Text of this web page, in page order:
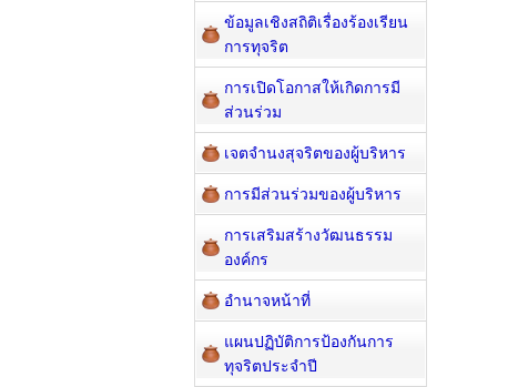
ข้อมูลเชิงสถิติเรื่องร้องเรียน
การทุจริต
การเปิดโอกาสให้เกิดการมี
ส่วนร่วม
เจตจำนงสุจริตของผู้บริหาร
การมีส่วนร่วมของผู้บริหาร
การเสริมสร้างวัฒนธรรม
องค์กร
อำนาจหน้าที่
แผนปฏิบัติการป้องกันการ
ทุจริตประจำปี